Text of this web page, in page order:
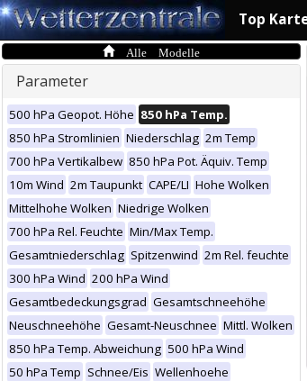
Top
Alle Modelle
Parameter
500 hPa Geopot. Höhe 850 hPa Temp.
850 hPa Stromlinien Niederschlag 2m Temp
700 hPa Vertikalbew 850 hPa Pot. Äquiv. Temp
10m Wind 2m Taupunkt CAPE/LI Hohe Wolken
Mittelhohe Wolken Niedrige Wolken
700 hPa Rel. Feuchte Min/Max Temp.
Gesamtniederschlag Spitzenwind 2m Rel. feuchte
300 hPa Wind 200 hPa Wind
Gesamtbedeckungsgrad Gesamtschneehöhe
Neuschneehöhe Gesamt-Neuschnee Mittl. Wolken
850 hPa Temp. Abweichung 500 hPa Wind
50 hPa Temp Schnee/Eis Wellenhoehe